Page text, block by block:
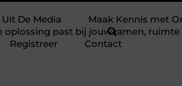
Uit De Media
Maak Kennis met
oplossing past bij jouw ramen,
Registreer
Contact